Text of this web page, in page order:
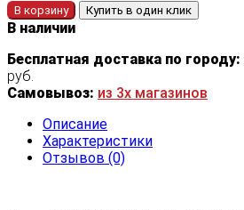
В корзину Купить в один клик
В наличии
Бесплатная доставка по городу:
руб.
Самовывоз: из 3х магазинов
Описание
Характеристики
Отзывов (0)